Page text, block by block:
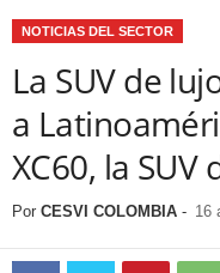
NOTICIAS DEL SECTOR
La SUV de
a
XC60, la
Por CESVI COLOMBIA - 16